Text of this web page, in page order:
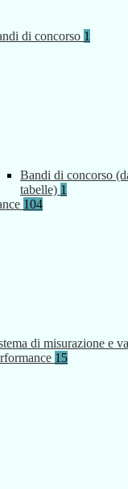
di concorso 1
Bandi di concorso
tabelle) 1
104
di misurazione e
15